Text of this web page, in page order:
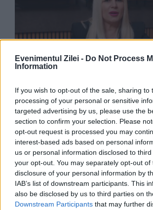
Evenimentul Zilei - Do Not Process
Information
If you wish to opt-out of the sale, sharing to
processing of your personal or sensitive
targeted advertising by us, please use the
section to confirm your selection. Please
opt-out request is processed you may
interest-based ads based on personal
us or personal information disclosed to
your opt-out. You may separately opt-out of
disclosure of your personal information by
IAB’s list of downstream participants. This
also be disclosed by us to third parties on
Downstream Participants that may further
Elena Udrea, mesaj la un an de
„Dumnezeu îți dă mereu cât